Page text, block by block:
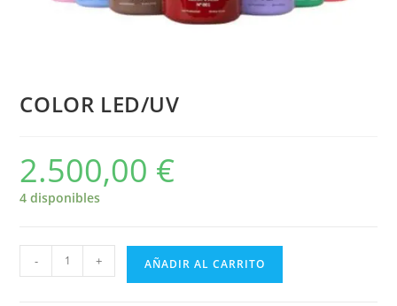
COLOR LED/UV
2.500,00 €
4 disponibles
- + AÑADIR AL CARRITO